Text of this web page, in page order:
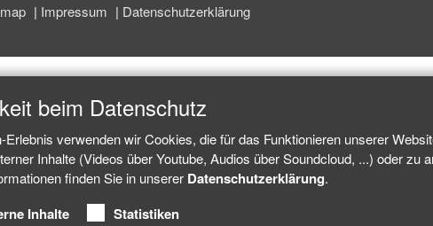
Impressum Datenschutzerklärung
beim Datenschutz
Erlebnis verwenden wir Cookies, die für das Funktionieren unserer
Inhalte (Videos über Youtube, Audios über Soundcloud, ...) oder
finden Sie in unserer Datenschutzerklärung.
Inhalte Statistiken